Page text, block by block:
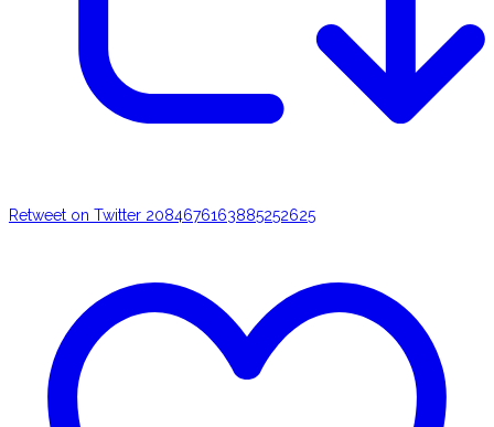
Retweet on Twitter 2084676163885252625